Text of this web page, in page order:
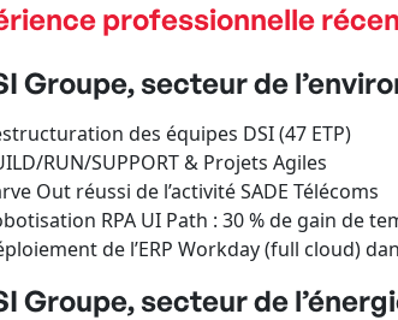
professionnelle
Groupe, secteur de
des équipes DSI (47 ETP)
RUN/SUPPORT & Projets Agiles
Out réussi de l’activité SADE Télécoms
RPA UI Path : 30 % de gain de
de l’ERP Workday (full cloud)
Groupe, secteur de